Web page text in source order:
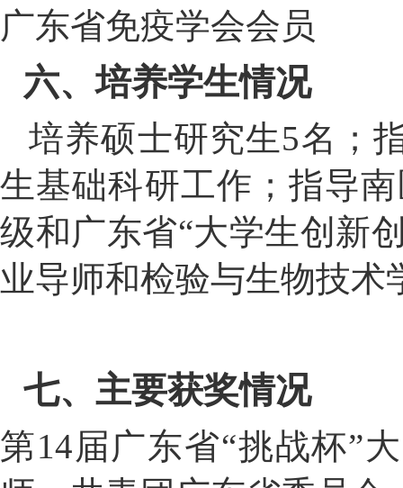
广东省免疫学会会员
六、培养学生情况
培养硕士研究生5名；
生基础科研工作； 指导
级和广东省“大学生创新
业导师和检验与生物技术
七、主要获奖情况
第14届广东省“挑战杯”